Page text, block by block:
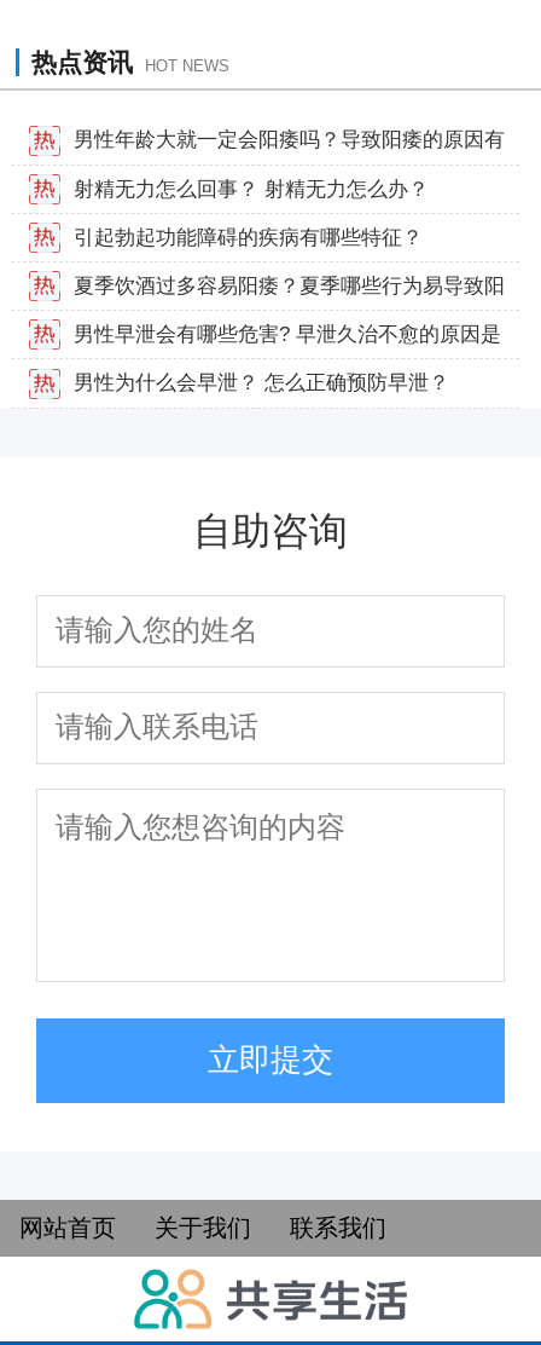
热点资讯 HOT NEWS
男性年龄大就一定会阳痿吗？导致阳痿的原因有
哪些？
射精无力怎么回事？ 射精无力怎么办？
引起勃起功能障碍的疾病有哪些特征？
夏季饮酒过多容易阳痿？夏季哪些行为易导致阳
痿？
男性早泄会有哪些危害? 早泄久治不愈的原因是
什么？
男性为什么会早泄？ 怎么正确预防早泄？
自助咨询
立即提交
网站首页 关于我们 联系我们